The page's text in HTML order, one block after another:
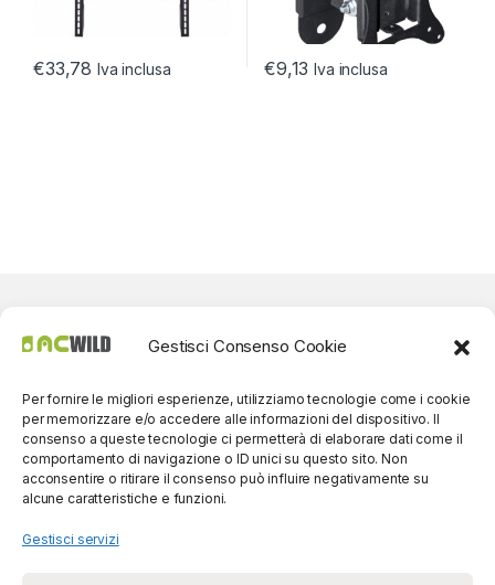
Gestisci Consenso Cookie
Per fornire le migliori esperienze, utilizziamo tecnologie come i cookie
per memorizzare e/o accedere alle informazioni del dispositivo. Il
consenso a queste tecnologie ci permetterà di elaborare dati come il
comportamento di navigazione o ID unici su questo sito. Non
acconsentire o ritirare il consenso può influire negativamente su
alcune caratteristiche e funzioni.
Gestisci servizi
€33,78 Iva inclusa €9,13 Iva inclusa